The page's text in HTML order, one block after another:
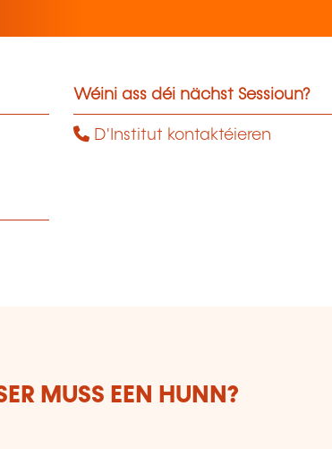
Wéini ass déi nächst Sessioun?
D'Institut kontaktéieren
MUSS EEN HUNN?